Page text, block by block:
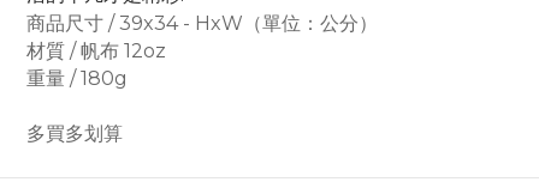
商品尺寸 / 39x34 - HxW（單位：公分）
材質 / 帆布 12oz
重量 / 180g
多買多划算